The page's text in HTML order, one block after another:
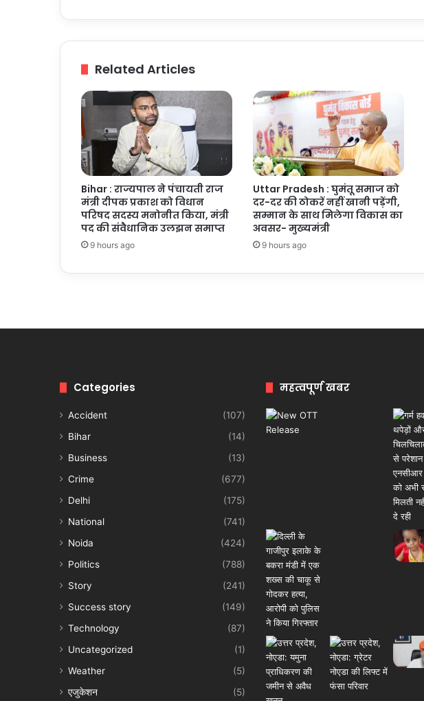
की
पर
बनाकर
15
लाख
की
लूट
पर
Related Articles
Bihar : राज्यपाल ने पंचायती राज
मंत्री दीपक प्रकाश को विधान
परिषद सदस्य मनोनीत किया, मंत्री
पद की संवैधानिक उलझन समाप्त
9 hours ago
Uttar Pradesh : घुमंतू समाज को
दर-दर की ठोकरें नहीं खानी पड़ेंगी,
सम्मान के साथ मिलेगा विकास का
अवसर- मुख्यमंत्री
9 hours ago
Categories
Accident
(107)
Bihar
(14)
Business
(13)
Crime
(677)
Delhi
(175)
National
(741)
Noida
(424)
Politics
(788)
Story
(241)
Success story
(149)
Technology
(87)
Uncategorized
(1)
Weather
(5)
एजुकेशन
(5)
महत्वपूर्ण खबर